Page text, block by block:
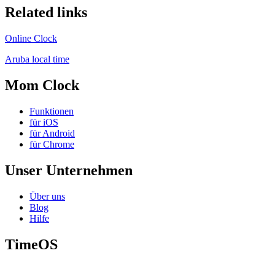
Related links
Online Clock
Aruba local time
Mom Clock
Funktionen
für iOS
für Android
für Chrome
Unser Unternehmen
Über uns
Blog
Hilfe
TimeOS